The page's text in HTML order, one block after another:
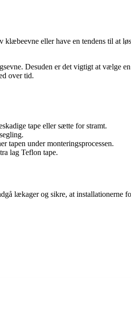
eller have en tendens til at
Desuden er det vigtigt at vælge en
over tid.
tape eller sætte for stramt.
tapen under monteringsprocessen.
lag Teflon tape.
lækager og sikre, at installationerne